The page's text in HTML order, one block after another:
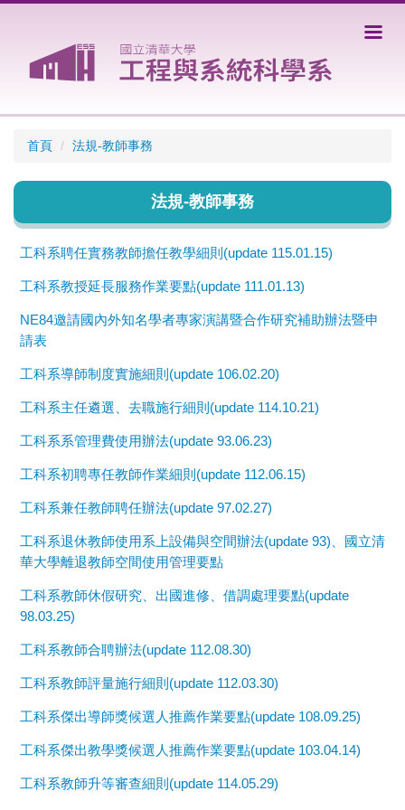
首頁
法規-教師事務
法規-教師事務
工科系聘任實務教師擔任教學細則(update 115.01.15)
工科系教授延長服務作業要點(update 111.01.13)
NE84邀請國內外知名學者專家演講暨合作研究補助辦法暨申
請表
工科系導師制度實施細則(update 106.02.20)
工科系主任遴選、去職施行細則(update 114.10.21)
工科系系管理費使用辦法(update 93.06.23)
工科系初聘專任教師作業細則(update 112.06.15)
工科系兼任教師聘任辦法(update 97.02.27)
工科系退休教師使用系上設備與空間辦法(update 93)、國立清
華大學離退教師空間使用管理要點
工科系教師休假研究、出國進修、借調處理要點(update
98.03.25)
工科系教師合聘辦法(update 112.08.30)
工科系教師評量施行細則(update 112.03.30)
工科系傑出導師獎候選人推薦作業要點(update 108.09.25)
工科系傑出教學獎候選人推薦作業要點(update 103.04.14)
工科系教師升等審查細則(update 114.05.29)